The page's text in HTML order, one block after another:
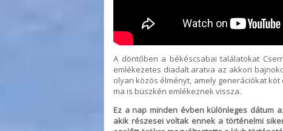
A döntőben a békéscsabai találatokat
emlékezetes diadalt aratva az akkori
olyan közös élményt, amely generációkat
ma is büszkén emlékeznek vissza.
Ez a nap minden évben különleges dátum
akik részesei voltak ennek a történelmi